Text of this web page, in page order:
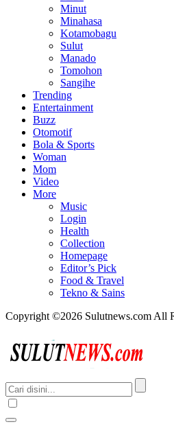
Minut
Minahasa
Kotamobagu
Sulut
Manado
Tomohon
Sangihe
Trending
Entertainment
Buzz
Otomotif
Bola & Sports
Woman
Mom
Video
More
Music
Login
Health
Collection
Homepage
Editor’s Pick
Food & Travel
Tekno & Sains
Copyright ©2026 Sulutnews.com All